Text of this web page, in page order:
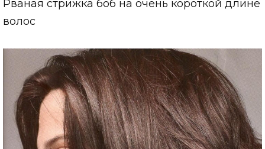
Рваная стрижка боб на очень короткой длине
волос